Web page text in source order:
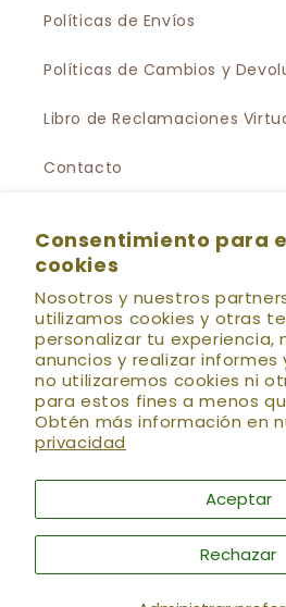
Consentimiento para
cookies
Nosotros y nuestros
utilizamos cookies y otras
personalizar tu experiencia,
anuncios y realizar
no utilizaremos cookies ni
para estos fines a menos
Obtén más información en
privacidad
Aceptar
Rechazar
Políticas de Envíos
Políticas de Cambios y
Libro de Reclamaciones
Contacto
Política de Suscripción al
Preguntas Frecuentes
💌 HOLÍSTICA NEWSSe el
de las nuevas colecciones,
especiales, talleres,
Correo electrónico
FacebookInstagram